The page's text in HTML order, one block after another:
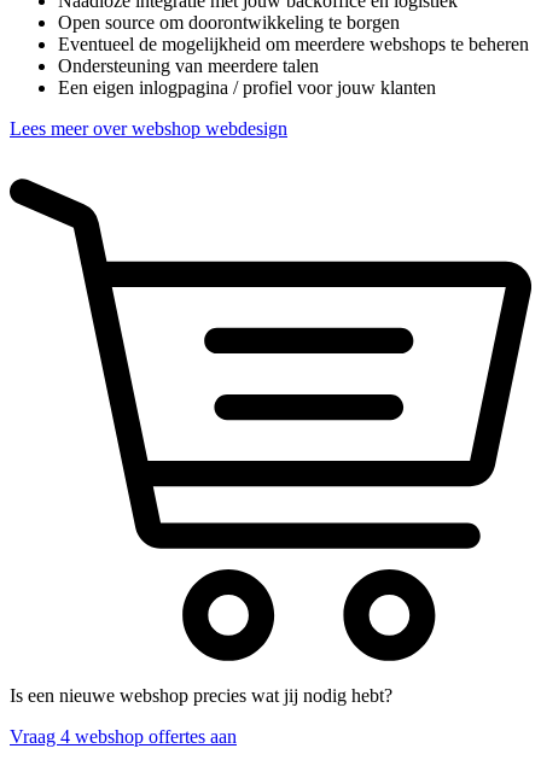
Open source om doorontwikkeling te borgen
Eventueel de mogelijkheid om meerdere webshops te beheren
Ondersteuning van meerdere talen
Een eigen inlogpagina / profiel voor jouw klanten
Lees meer over webshop webdesign
Is een nieuwe webshop precies wat jij nodig hebt?
Vraag 4 webshop offertes aan